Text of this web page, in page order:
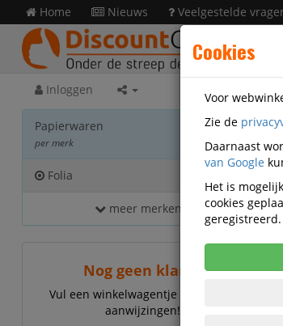
Home Nieuws Veelgestelde
Inloggen
Papierwaren
per merk
Folia
meer merken...
Nog geen klant?
Vul een winkelwagentje en volg de
aanwijzingen!
Cookies
Voor
Zie de
Daarnaast
van Google
Het is
cookies
geregistreerd.